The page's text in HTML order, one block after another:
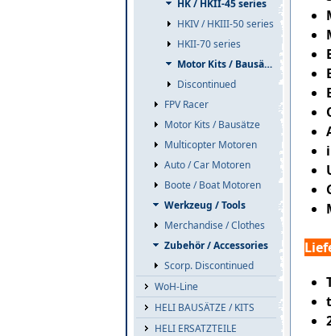
HK / HKII-45 series
HKIV / HKIII-50 series
HKII-70 series
Motor Kits / Bausätze
Discontinued
FPV Racer
Motor Kits / Bausätze
Multicopter Motoren
Auto / Car Motoren
Boote / Boat Motoren
Werkzeug / Tools
Merchandise / Clothes
Zubehör / Accessories
Scorp. Discontinued
WoH-Line
HELI BAUSÄTZE / KITS
HELI ERSATZTEILE